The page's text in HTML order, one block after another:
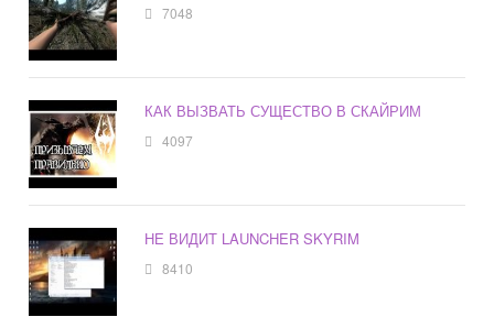
7048
КАК ВЫЗВАТЬ СУЩЕСТВО В СКАЙРИМ
4097
НЕ ВИДИТ LAUNCHER SKYRIM
8410